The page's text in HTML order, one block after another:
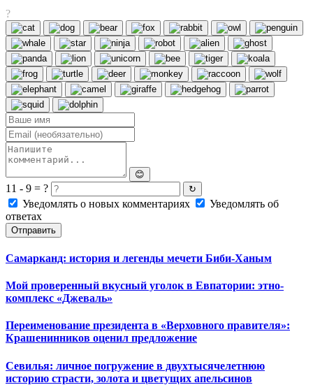
?
😊
11 - 9 = ? ↻
Уведомлять о новых комментариях
Уведомлять об
ответах
Отправить
Самарканд: история и легенды мечети Биби-Ханым
Мой проверенный вкусный уголок в Евпатории: этно-
комплекс «Джеваль»
Переименование президента в «Верховного правителя»:
Крашенинников оценил предложение
Севилья: личное погружение в двухтысячелетнюю
историю страсти, золота и цветущих апельсинов